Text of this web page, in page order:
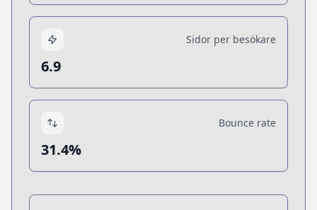
Sidor per besökare
6.9
Bounce rate
31.4%